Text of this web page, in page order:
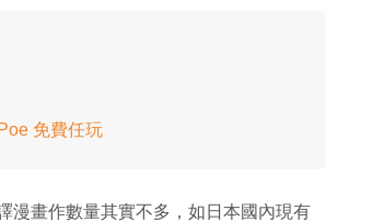
免費任玩
漫畫作數量其實不多，如日本國內現有